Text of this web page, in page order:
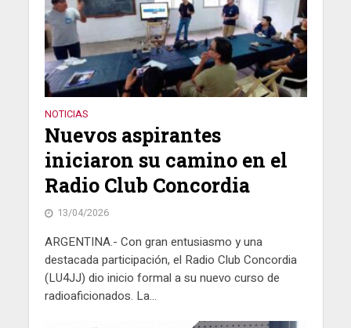
NOTICIAS
Nuevos aspirantes
iniciaron su camino en el
Radio Club Concordia
13/04/2026
ARGENTINA.- Con gran entusiasmo y una
destacada participación, el Radio Club Concordia
(LU4JJ) dio inicio formal a su nuevo curso de
radioaficionados. La...